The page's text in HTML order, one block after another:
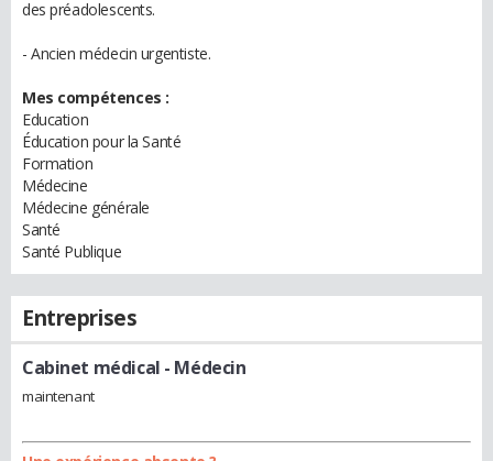
des préadolescents.
- Ancien médecin urgentiste.
Mes compétences :
Education
Éducation pour la Santé
Formation
Médecine
Médecine générale
Santé
Santé Publique
Entreprises
Cabinet médical - Médecin
maintenant